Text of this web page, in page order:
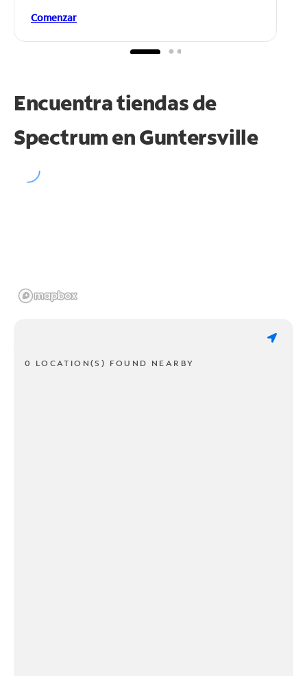
Comenzar
Encuentra tiendas de
Spectrum enGuntersville
0 LOCATION(S) FOUND NEARBY